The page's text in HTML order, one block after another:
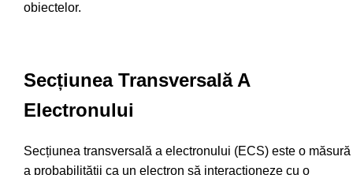
obiectelor.
Secțiunea Transversală A
Electronului
Secțiunea transversală a electronului (ECS) este o măsură
a probabilității ca un electron să interacționeze cu o